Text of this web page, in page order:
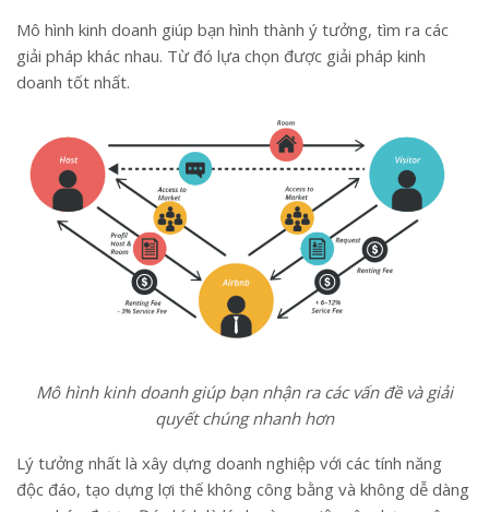
Mô hình kinh doanh giúp bạn hình thành ý tưởng, tìm ra các
giải pháp khác nhau. Từ đó lựa chọn được giải pháp kinh
doanh tốt nhất.
Mô hình kinh doanh giúp bạn nhận ra các vấn đề và giải
quyết chúng nhanh hơn
Lý tưởng nhất là xây dựng doanh nghiệp với các tính năng
độc đáo, tạo dựng lợi thế không công bằng và không dễ dàng